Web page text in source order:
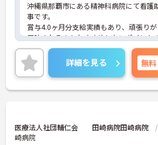
沖縄県那覇市にある精神科病院にて看護
事です。
賞与4.0ヶ月分支給実績もあり、頑張り
反映されるのもおすすめしたいポイン
ご興味ある方には、面接対策ポイントな
詳細をお話しいたしますのでお気軽にご
い。
詳細を見る 無料
医療法人社団輔仁会 田崎病院田崎病院
崎病院